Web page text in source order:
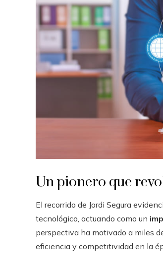
Un pionero que
El recorrido de Jordi Segura
tecnológico, actuando como un
perspectiva ha motivado a miles
eficiencia y competitividad en la